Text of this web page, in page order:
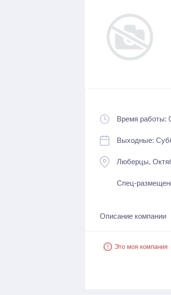
Время работы:
Выходные:
Люберцы,
Спец-
Описание компании
Это моя компания